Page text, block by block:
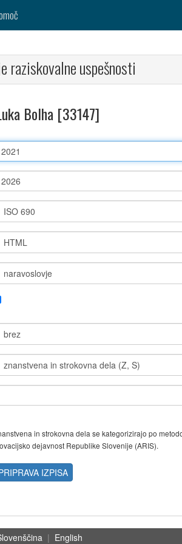
raziskovalne uspešnosti
Bolha [33147]
in strokovna dela se kategorizirajo po
dejavnost Republike Slovenije (ARIS).
IZPISA
| English